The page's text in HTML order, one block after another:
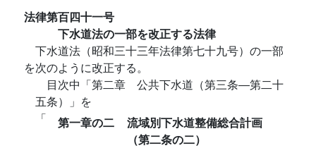
法律第百四十一号
下水道法の一部を改正する法律
下水道法（昭和三十三年法律第七十九号）の一部
を次のように改正する。
目次中「第二章 公共下水道（第三条―第二十
五条）」を
「
第一章の二
流域別下水道整備総合計画
（第二条の二）